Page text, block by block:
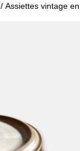
/ Assiettes vintage